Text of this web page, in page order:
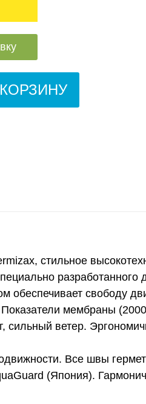
стильное
обеспечивает свободу
мембраны
сильный ветер.
Все швы
(Япония).